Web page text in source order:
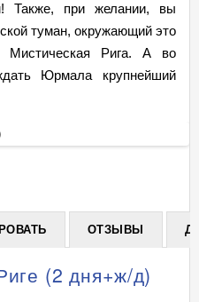
Также, при желании, вы
туман, окружающий это
Мистическая Рига. А во
Юрмала крупнейший
ОТЗЫВЫ
(2 дня+ж/д)